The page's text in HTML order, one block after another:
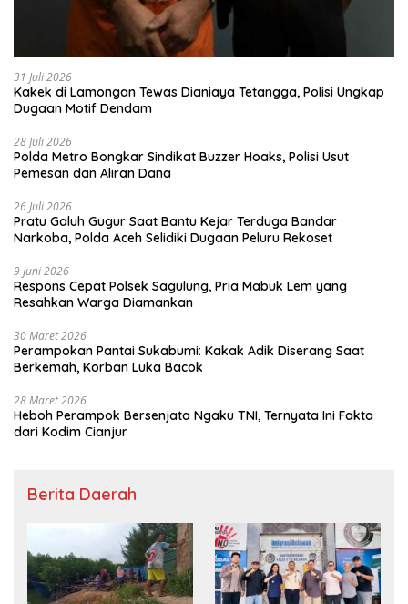
31 Juli 2026
Kakek di Lamongan Tewas Dianiaya Tetangga, Polisi Ungkap
Dugaan Motif Dendam
28 Juli 2026
Polda Metro Bongkar Sindikat Buzzer Hoaks, Polisi Usut
Pemesan dan Aliran Dana
26 Juli 2026
Pratu Galuh Gugur Saat Bantu Kejar Terduga Bandar
Narkoba, Polda Aceh Selidiki Dugaan Peluru Rekoset
9 Juni 2026
Respons Cepat Polsek Sagulung, Pria Mabuk Lem yang
Resahkan Warga Diamankan
30 Maret 2026
Perampokan Pantai Sukabumi: Kakak Adik Diserang Saat
Berkemah, Korban Luka Bacok
28 Maret 2026
Heboh Perampok Bersenjata Ngaku TNI, Ternyata Ini Fakta
dari Kodim Cianjur
Berita Daerah